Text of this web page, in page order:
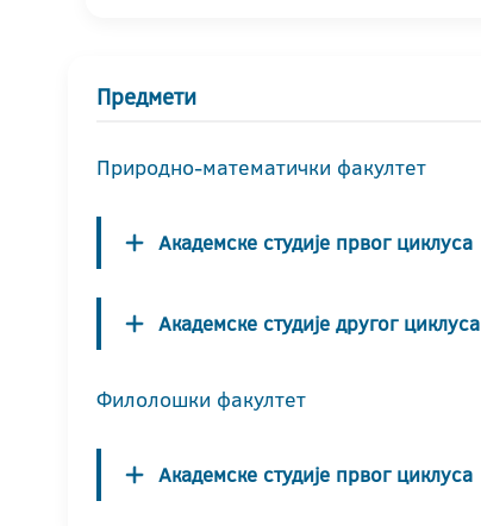
Предмети
Природно-математички факултет
Академске студије првог циклуса
Академске студије другог циклуса
Филолошки факултет
Академске студије првог циклуса